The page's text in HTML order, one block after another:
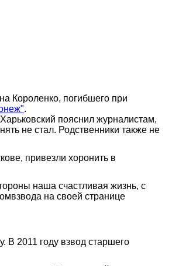
Короленко, погибшего при
.
пояснил журналистам,
не стал. Родственники также не
привезли хоронить в
наша счастливая жизнь, с
на своей странице
В 2011 году взвод старшего